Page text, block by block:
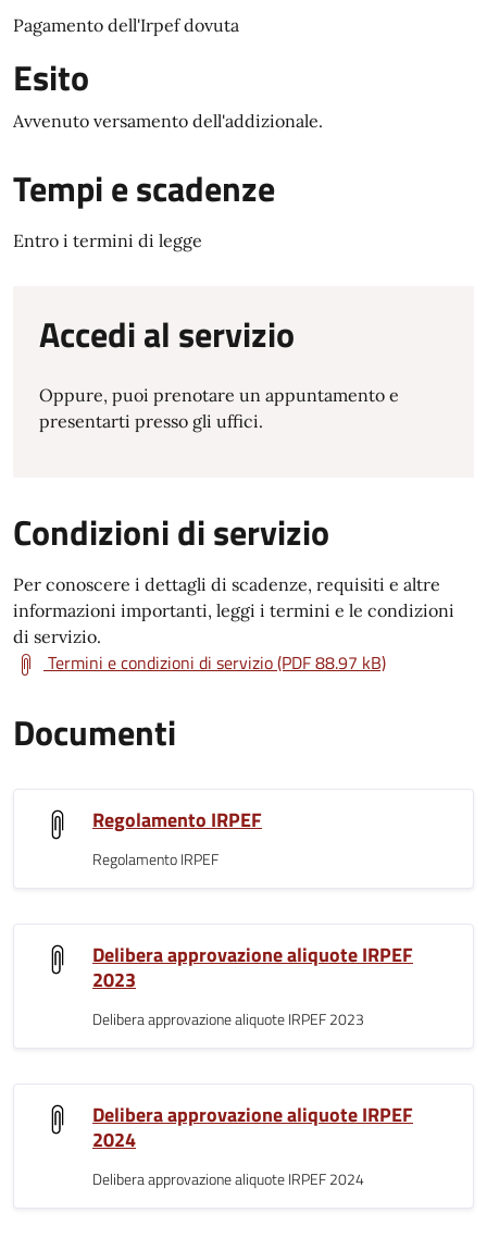
Pagamento dell'Irpef dovuta
Esito
Avvenuto versamento dell'addizionale.
Tempi e scadenze
Entro i termini di legge
Accedi al servizio
Oppure, puoi prenotare un appuntamento e
presentarti presso gli uffici.
Condizioni di servizio
Per conoscere i dettagli di scadenze, requisiti e altre
informazioni importanti, leggi i termini e le condizioni
di servizio.
Termini e condizioni di servizio (PDF 88.97 kB)
Documenti
Regolamento IRPEF
Regolamento IRPEF
Delibera approvazione aliquote IRPEF
2023
Delibera approvazione aliquote IRPEF 2023
Delibera approvazione aliquote IRPEF
2024
Delibera approvazione aliquote IRPEF 2024